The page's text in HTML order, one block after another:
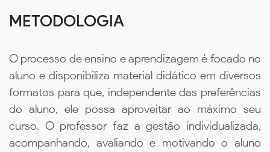
METODOLOGIA
O processo de ensino e aprendizagem é focado no
aluno e disponibiliza material didático em diversos
formatos para que, independente das preferências
do aluno, ele possa aproveitar ao máximo seu
curso. O professor faz a gestão individualizada,
acompanhando, avaliando e motivando o aluno